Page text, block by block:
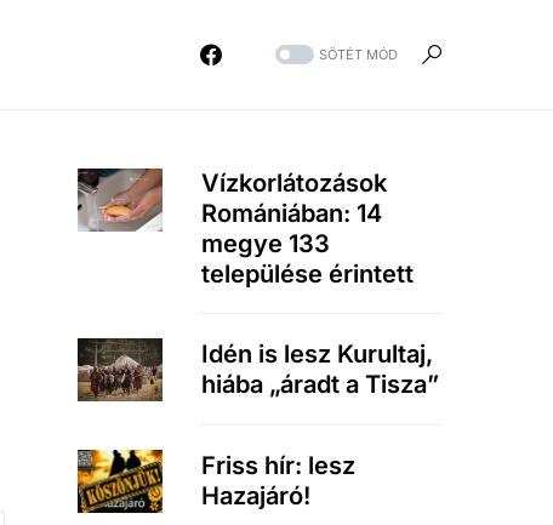
SÖTÉT MÓD
Vízkorlátozások
Romániában: 14
megye 133
települése érintett
Idén is lesz Kurultaj,
hiába „áradt a Tisza”
Friss hír: lesz
Hazajáró!